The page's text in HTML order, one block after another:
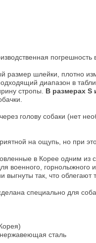
погрешность
размер шлейки, плотно
диапазон в
стропы. В размерах
голову собаки (нет
на ощупь, но при
в Корее одним из
военного, горнолыжного
так, что облегают
специально для
сталь